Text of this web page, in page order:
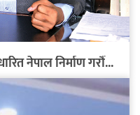
नेपाल निर्माण गरौँ...